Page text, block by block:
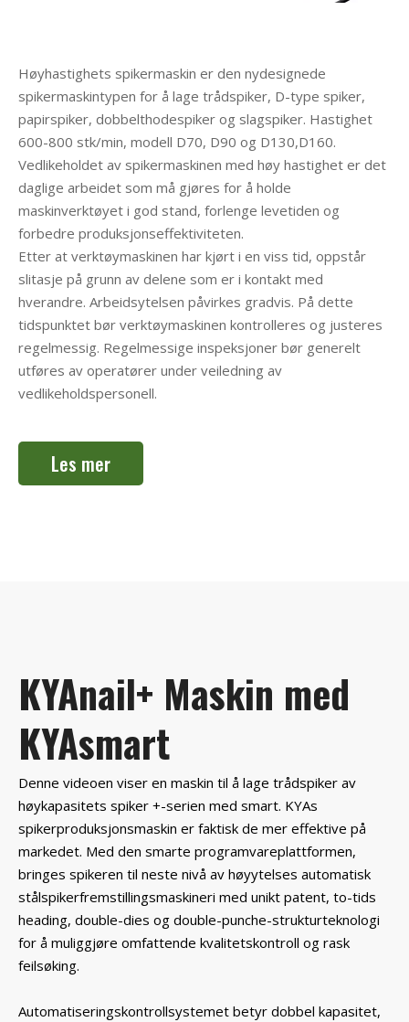
Høyhastighets spikermaskin er den nydesignede
spikermaskintypen for å lage trådspiker, D-type spiker,
papirspiker, dobbelthodespiker og slagspiker. Hastighet
600-800 stk/min, modell D70, D90 og D130,D160.
Vedlikeholdet av spikermaskinen med høy hastighet er det
daglige arbeidet som må gjøres for å holde
maskinverktøyet i god stand, forlenge levetiden og
forbedre produksjonseffektiviteten.
Etter at verktøymaskinen har kjørt i en viss tid, oppstår
slitasje på grunn av delene som er i kontakt med
hverandre. Arbeidsytelsen påvirkes gradvis. På dette
tidspunktet bør verktøymaskinen kontrolleres og justeres
regelmessig. Regelmessige inspeksjoner bør generelt
utføres av operatører under veiledning av
vedlikeholdspersonell.
Les mer
KYAnail+ Maskin med
KYAsmart
Denne videoen viser en maskin til å lage trådspiker av
høykapasitets spiker +-serien med smart. KYAs
spikerproduksjonsmaskin er faktisk de mer effektive på
markedet. Med den smarte programvareplattformen,
bringes spikeren til neste nivå av høyytelses automatisk
stålspikerfremstillingsmaskineri med unikt patent, to-tids
heading, double-dies og double-punche-strukturteknologi
for å muliggjøre omfattende kvalitetskontroll og rask
feilsøking.
Automatiseringskontrollsystemet betyr dobbel kapasitet,